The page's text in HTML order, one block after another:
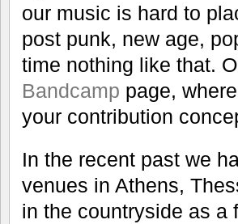
our music is hard to
post punk, new age,
time nothing like that.
Bandcamp page,
your contribution
In the recent past we
venues in Athens,
in the countryside as a